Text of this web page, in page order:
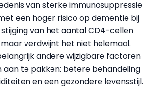
van sterke immunosuppressie
een hoger risico op dementie bij
van het aantal CD4-cellen
verdwijnt het niet helemaal.
andere wijzigbare factoren
aan te pakken: betere behandeling
en een gezondere levensstijl.